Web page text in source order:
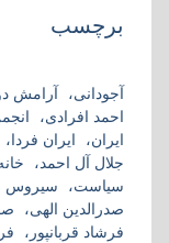
برچسب
آجودانی آرامش
احمد افرادی
ایران
ایران فردا
جلال آل احمد
سیاست
سیروس
صدرالدین الهی
فرشاد قربانپور